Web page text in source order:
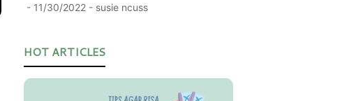
- 11/30/2022 - susie ncuss
HOT ARTICLES